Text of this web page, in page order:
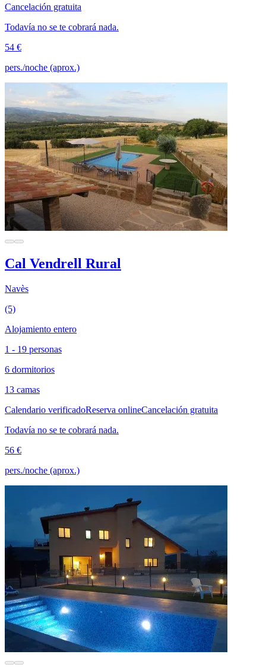
Cancelación gratuita
Todavía no se te cobrará nada.
54 €
pers./noche (aprox.)
Cal Vendrell Rural
Navès
(5)
Alojamiento entero
1 - 19 personas
6 dormitorios
13 camas
Calendario verificadoReserva onlineCancelación gratuita
Todavía no se te cobrará nada.
56 €
pers./noche (aprox.)